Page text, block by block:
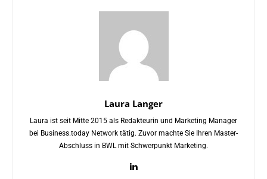
Laura Langer
Laura ist seit Mitte 2015 als Redakteurin und Marketing Manager
bei Business.today Network tätig. Zuvor machte Sie Ihren Master-
Abschluss in BWL mit Schwerpunkt Marketing.